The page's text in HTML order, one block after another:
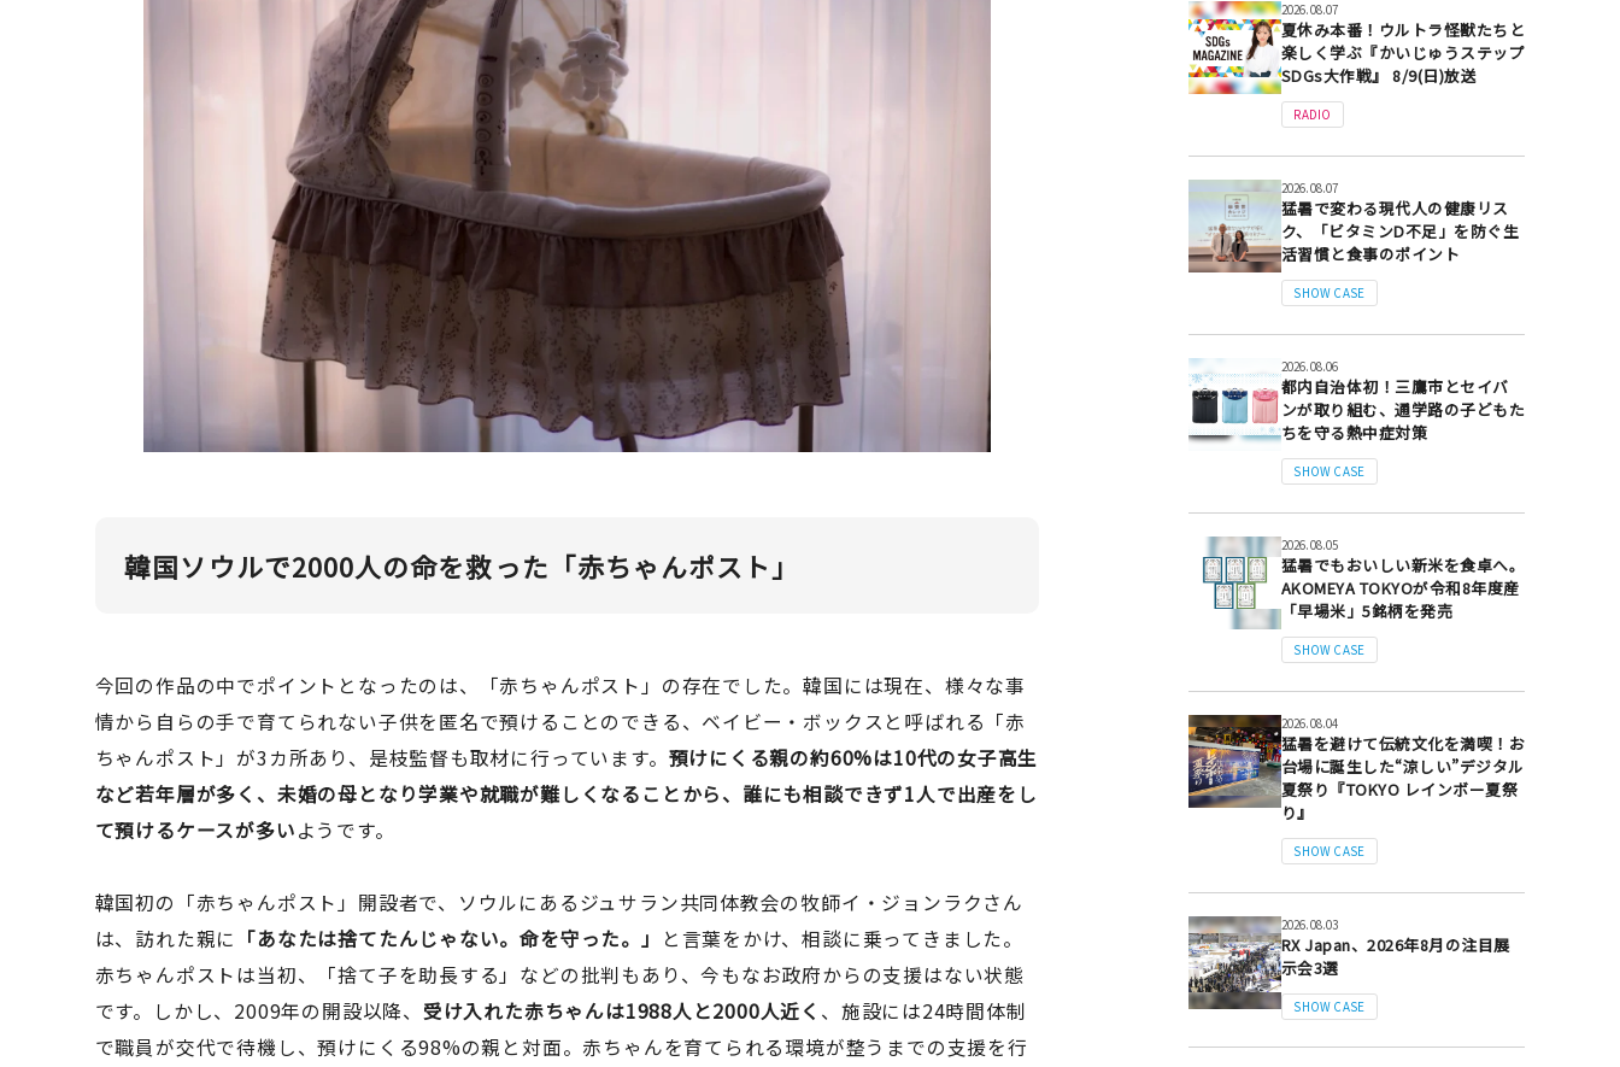
韓国ソウルで2000人の命を救った「赤ちゃんポスト」
今回の作品の中でポイントとなったのは、「赤ちゃんポスト」の存在でした。韓国には現在、様々な事
情から自らの手で育てられない子供を匿名で預けることのできる、ベイビー・ボックスと呼ばれる「赤
ちゃんポスト」が3カ所あり、是枝監督も取材に行っています。 預けにくる親の約60%は10代の女子高生
など若年層が多く、未婚の母となり学業や就職が難しくなることから、誰にも相談できず1人で出産をし
て預けるケースが多いようです。
韓国初の「赤ちゃんポスト」開設者で、ソウルにあるジュサラン共同体教会の牧師イ・ジョンラクさん
は、訪れた親に 「あなたは捨てたんじゃない。命を守った。」
と言葉をかけ、相談に乗ってきました。
赤ちゃんポストは当初、「捨て子を助長する」などの批判もあり、今もなお政府からの支援はない状態
です。しかし、2009年の開設以降、 受け入れた赤ちゃんは1988人と2000人近く 、施設には24時間体制
で職員が交代で待機し、預けにくる98%の親と対面。赤ちゃんを育てられる環境が整うまでの支援を行
2026.08.07
夏休み本番！ウルトラ怪獣たちと
楽しく学ぶ『かいじゅうステップ
SDGs大作戦』 8/9(日)放送
RADIO
2026.08.07
猛暑で変わる現代人の健康リス
ク、「ビタミンD不足」を防ぐ生
活習慣と食事のポイント
SHOW CASE
2026.08.06
都内自治体初！三鷹市とセイバ
ンが取り組む、通学路の子どもた
ちを守る熱中症対策
SHOW CASE
2026.08.05
猛暑でもおいしい新米を食卓へ。
AKOMEYA TOKYOが令和8年度産
「早場米」5銘柄を発売
SHOW CASE
2026.08.04
猛暑を避けて伝統文化を満喫！お
台場に誕生した“涼しい”デジタル
夏祭り『TOKYO レインボー夏祭
り』
SHOW CASE
2026.08.03
RX Japan、2026年8月の注目展
示会3選
SHOW CASE